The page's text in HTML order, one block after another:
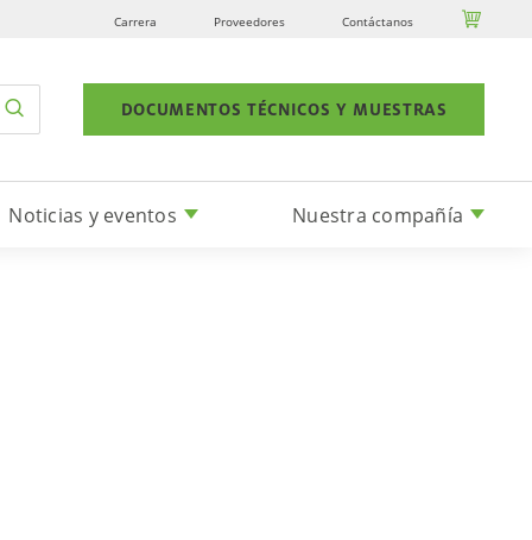
Carrera Proveedores Contáctanos 
DOCUMENTOS TÉCNICOS Y MUESTRAS
Noticias y eventos Nuestra compañía